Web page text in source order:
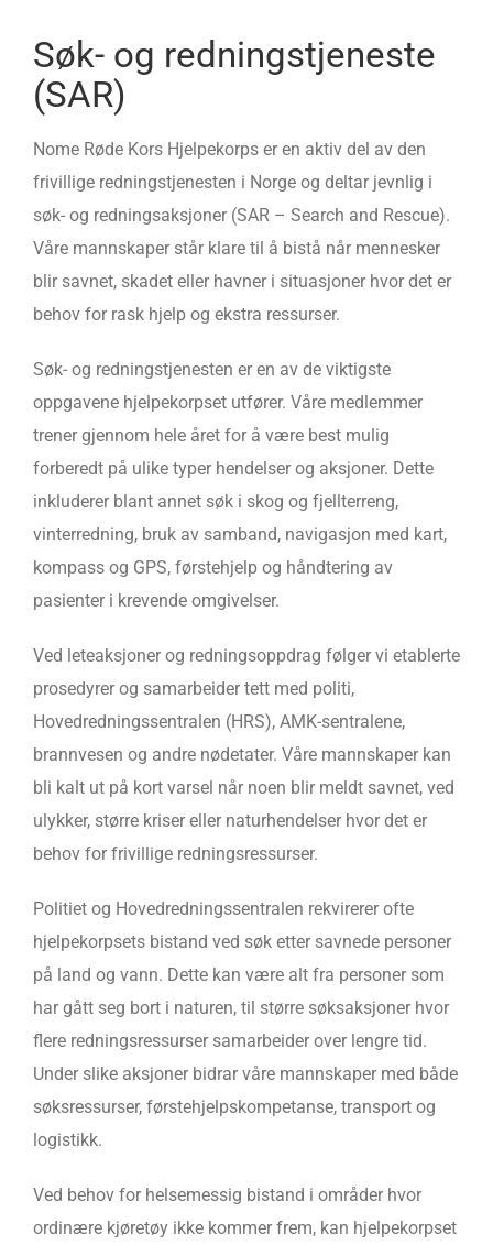
Søk- og redningstjeneste
(SAR)
Nome Røde Kors Hjelpekorps er en aktiv del av den
frivillige redningstjenesten i Norge og deltar jevnlig i
søk- og redningsaksjoner (SAR – Search and Rescue).
Våre mannskaper står klare til å bistå når mennesker
blir savnet, skadet eller havner i situasjoner hvor det er
behov for rask hjelp og ekstra ressurser.
Søk- og redningstjenesten er en av de viktigste
oppgavene hjelpekorpset utfører. Våre medlemmer
trener gjennom hele året for å være best mulig
forberedt på ulike typer hendelser og aksjoner. Dette
inkluderer blant annet søk i skog og fjellterreng,
vinterredning, bruk av samband, navigasjon med kart,
kompass og GPS, førstehjelp og håndtering av
pasienter i krevende omgivelser.
Ved leteaksjoner og redningsoppdrag følger vi etablerte
prosedyrer og samarbeider tett med politi,
Hovedredningssentralen (HRS), AMK-sentralene,
brannvesen og andre nødetater. Våre mannskaper kan
bli kalt ut på kort varsel når noen blir meldt savnet, ved
ulykker, større kriser eller naturhendelser hvor det er
behov for frivillige redningsressurser.
Politiet og Hovedredningssentralen rekvirerer ofte
hjelpekorpsets bistand ved søk etter savnede personer
på land og vann. Dette kan være alt fra personer som
har gått seg bort i naturen, til større søksaksjoner hvor
flere redningsressurser samarbeider over lengre tid.
Under slike aksjoner bidrar våre mannskaper med både
søksressurser, førstehjelpskompetanse, transport og
logistikk.
Ved behov for helsemessig bistand i områder hvor
ordinære kjøretøy ikke kommer frem, kan hjelpekorpset